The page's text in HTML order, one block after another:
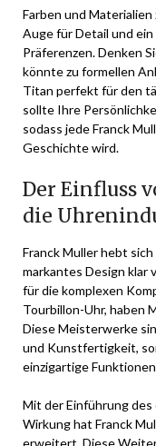
Farben und
Auge für Detail und
Präferenzen. Denken
könnte zu formellen
Titan perfekt für den
sollte Ihre
sodass jede Franck
Geschichte wird.
Der Einfluss
die
Franck Muller hebt
markantes Design klar
für die komplexen
Tourbillon-Uhr, haben
Diese Meisterwerke
und Kunstfertigkeit,
einzigartige
Mit der Einführung
Wirkung hat Franck
erweitert. Diese